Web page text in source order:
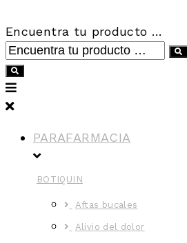
Encuentra tu producto …
PARAFARMACIA
BOTIQUIN
Aftas bucales
Alivio del dolor